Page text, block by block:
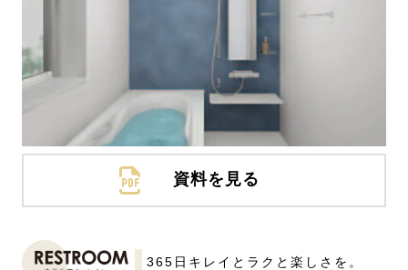
資料を見る
365日キレイとラクと楽しさを。